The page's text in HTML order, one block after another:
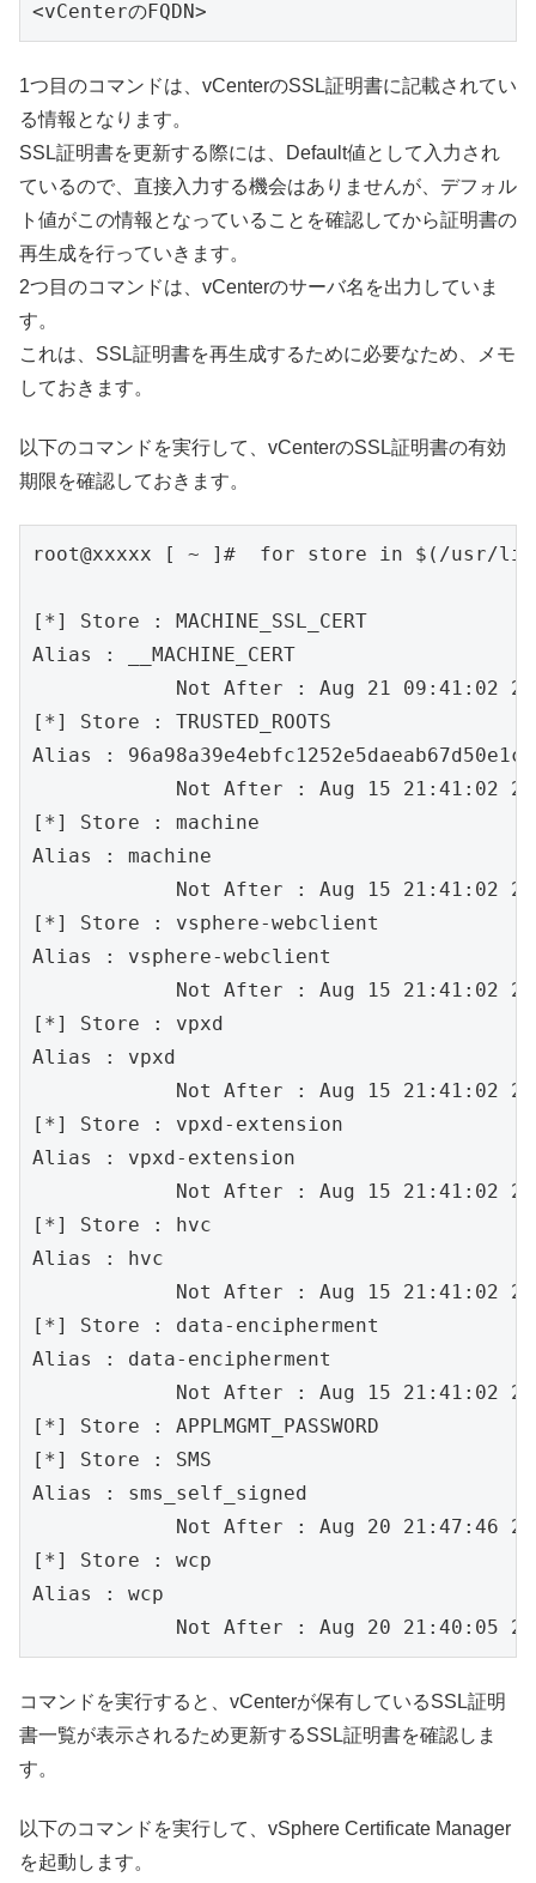
1つ目のコマンドは、vCenterのSSL証明書に記載されてい
る情報となります。
SSL証明書を更新する際には、Default値として入力され
ているので、直接入力する機会はありませんが、デフォル
ト値がこの情報となっていることを確認してから証明書の
再生成を行っていきます。
2つ目のコマンドは、vCenterのサーバ名を出力していま
す。
これは、SSL証明書を再生成するために必要なため、メモ
しておきます。
以下のコマンドを実行して、vCenterのSSL証明書の有効
期限を確認しておきます。
root@xxxxx [ ~ ]#  for store in $(/usr/
[*] Store : MACHINE_SSL_CERT
Alias :	__MACHINE_CERT
Not After : Aug 21 09:41:02
[*] Store : TRUSTED_ROOTS
Alias :	96a98a39e4ebfc1252e5daeab67d50e1c6358fcf
Not After : Aug 15 21:41:02
[*] Store : machine
Alias :	machine
Not After : Aug 15 21:41:02
[*] Store : vsphere-webclient
Alias :	vsphere-webclient
Not After : Aug 15 21:41:02
[*] Store : vpxd
Alias :	vpxd
Not After : Aug 15 21:41:02
[*] Store : vpxd-extension
Alias :	vpxd-extension
Not After : Aug 15 21:41:02
[*] Store : hvc
Alias :	hvc
Not After : Aug 15 21:41:02
[*] Store : data-encipherment
Alias :	data-encipherment
Not After : Aug 15 21:41:02
[*] Store : APPLMGMT_PASSWORD
[*] Store : SMS
Alias :	sms_self_signed
Not After : Aug 20 21:47:46
[*] Store : wcp
Alias :	wcp
Not After : Aug 20 21:40:05
コマンドを実行すると、vCenterが保有しているSSL証明
書一覧が表示されるため更新するSSL証明書を確認しま
す。
以下のコマンドを実行して、vSphere Certificate Manager
を起動します。